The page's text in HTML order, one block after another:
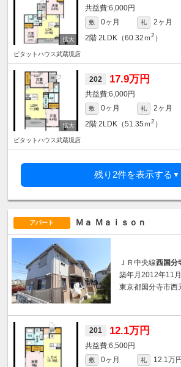
6,000円
敷 0ヶ月 礼
2ヶ月
2階 2LDK（60.32ｍ2 ）
ピタットハウス武蔵境店
202 17.9万円
6,000円
敷 0ヶ月 礼
2ヶ月
2階 2LDK（51.35ｍ2 ）
ピタットハウス武蔵境店
残り2件を表示する ▼
アパート Ｍａ Ｍａｉｓｏｎ
ＪＲ中央線西国分
築年月2012年11
東京都国分寺市西
201 12.1万円
6,500円
敷 0ヶ月 礼
12.1万円